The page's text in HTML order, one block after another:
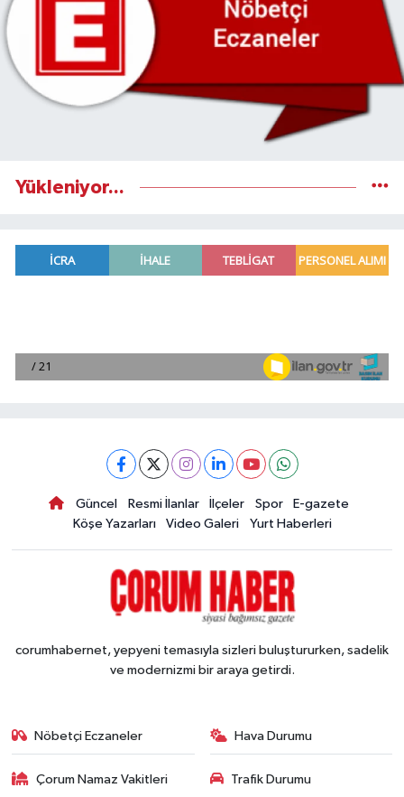
Yükleniyor...
Güncel Resmi İlanlar İlçeler Spor
E-gazete
Köşe Yazarları
Video Galeri Yurt Haberleri
corumhabernet, yepyeni temasıyla sizleri buluştururken, sadelik
ve modernizmi bir araya getirdi.
Nöbetçi Eczaneler Hava Durumu
Çorum Namaz Vakitleri Trafik Durumu